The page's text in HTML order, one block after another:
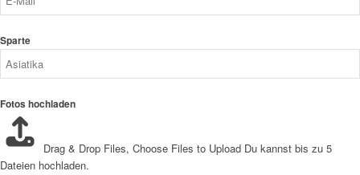
Sparte
Fotos hochladen
Drag & Drop Files, Choose Files to Upload Du kannst bis zu 5
Dateien hochladen.